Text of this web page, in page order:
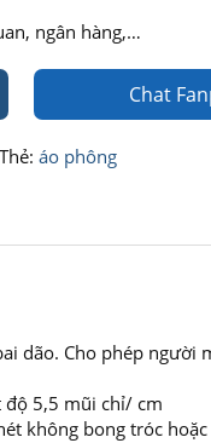
ngân hàng,…
Chat
Thẻ: áo phông
dão. Cho phép người
5,5 mũi chỉ/ cm
không bong tróc